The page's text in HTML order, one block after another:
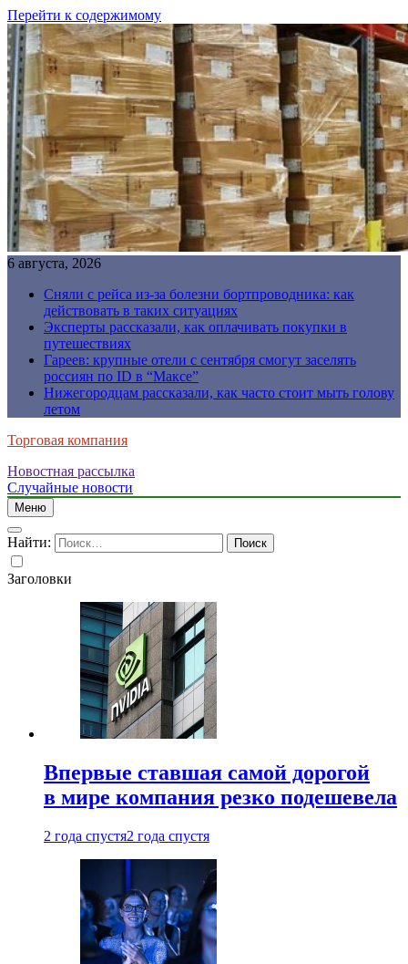
Перейти к содержимому
6 августа, 2026
Сняли с рейса из-за болезни бортпроводника: как
действовать в таких ситуациях
Эксперты рассказали, как оплачивать покупки в
путешествиях
Гареев: крупные отели с сентября смогут заселять
россиян по ID в “Максе”
Нижегородцам рассказали, как часто стоит мыть голову
летом
Торговая компания
Новостная рассылка
Случайные новости
Меню
Найти:
Заголовки
Впервые ставшая самой дорогой
в мире компания резко подешевела
2 года спустя2 года спустя